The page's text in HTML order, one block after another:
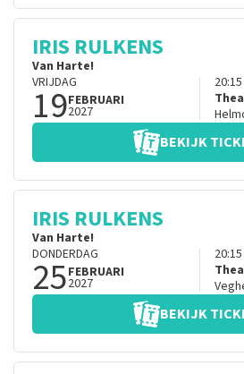
IRIS RULKENS
Van Harte!
VRIJDAG
19FEBRUARI
2027
20:15
BEKIJK
IRIS RULKENS
Van Harte!
DONDERDAG
25FEBRUARI
2027
20:15
BEKIJK